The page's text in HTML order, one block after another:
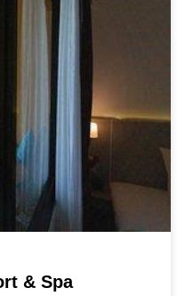
& Spa